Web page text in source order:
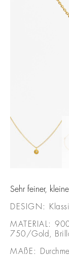
Sehr feiner,
DESIGN:
MATERIAL:
750/Gold,
MAßE: